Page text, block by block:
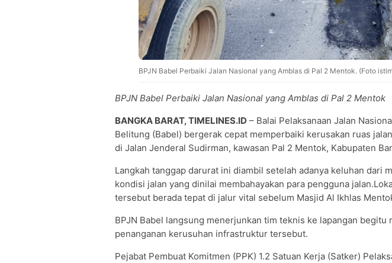
BPJN Babel Perbaiki Jalan Nasional yang Amblas di Pal 2 Mentok. (Foto
BPJN Babel Perbaiki Jalan Nasional yang Amblas di Pal 2 Mentok
BANGKA BARAT, TIMELINES.ID – Balai Pelaksanaan Jalan
Belitung (Babel) bergerak cepat memperbaiki kerusakan ruas
di Jalan Jenderal Sudirman, kawasan Pal 2 Mentok, Kabupaten
Langkah tanggap darurat ini diambil setelah adanya keluhan dari
kondisi jalan yang dinilai membahayakan para pengguna
tersebut berada tepat di jalur vital sebelum Masjid Al Ikhlas
BPJN Babel langsung menerjunkan tim teknis ke lapangan begitu
penanganan kerusuhan infrastruktur tersebut.
Pejabat Pembuat Komitmen (PPK) 1.2 Satuan Kerja (Satker)